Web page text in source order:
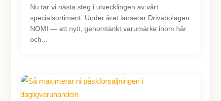
Nu tar vi nästa steg i utvecklingen av vårt
specialsortiment. Under året lanserar Drivabolagen
NOMI — ett nytt, genomtänkt varumärke inom hår
och...